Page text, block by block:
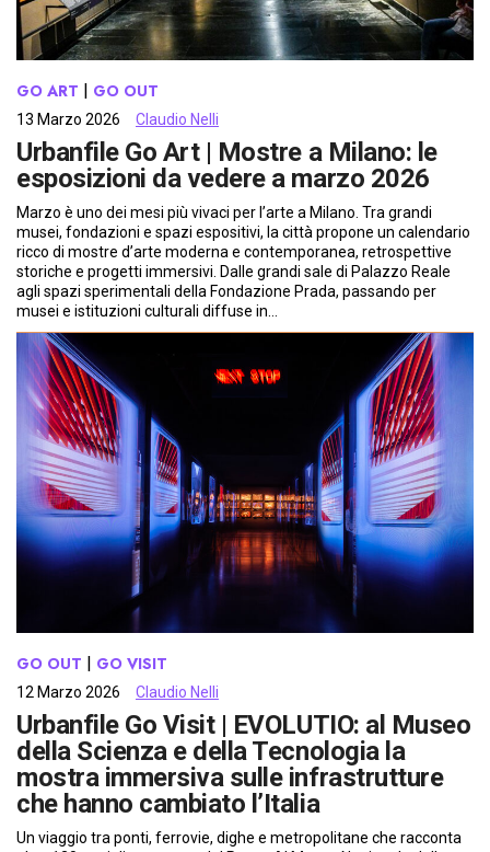
GO ART GO OUT
13 Marzo 2026 Claudio Nelli
Urbanfile Go Art | Mostre a Milano: le
esposizioni da vedere a marzo 2026
Marzo è uno dei mesi più vivaci per l’arte a Milano. Tra grandi
musei, fondazioni e spazi espositivi, la città propone un calendario
ricco di mostre d’arte moderna e contemporanea, retrospettive
storiche e progetti immersivi. Dalle grandi sale di Palazzo Reale
agli spazi sperimentali della Fondazione Prada, passando per
musei e istituzioni culturali diffuse in…
GO OUT | GO VISIT
12 Marzo 2026 Claudio Nelli
Urbanfile Go Visit | EVOLUTIO: al Museo
della Scienza e della Tecnologia la
mostra immersiva sulle infrastrutture
che hanno cambiato l’Italia
Un viaggio tra ponti, ferrovie, dighe e metropolitane che racconta